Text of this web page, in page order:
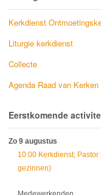
Kerkdienst
Liturgie kerkdienst
Collecte
Agenda Raad van Kerken
Eerstkomende
Zo 9 augustus
10:00 Kerkdienst;
gezinnen)